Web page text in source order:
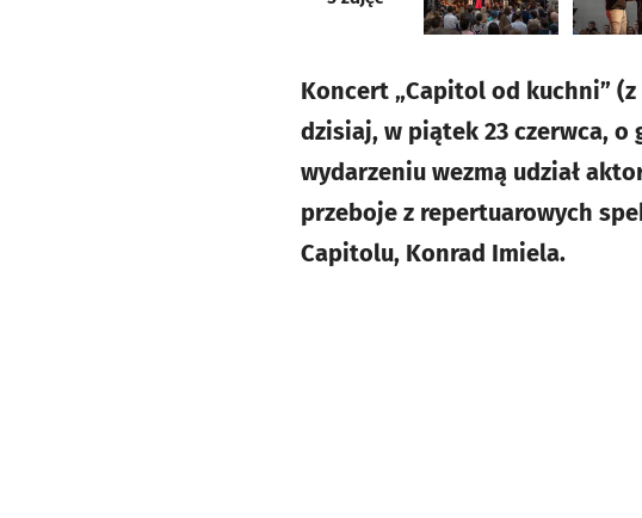
Koncert „Capitol od kuchni”
dzisiaj, w piątek 23 czerwca, o
wydarzeniu wezmą udział
przeboje z repertuarowych
Capitolu, Konrad Imiela.